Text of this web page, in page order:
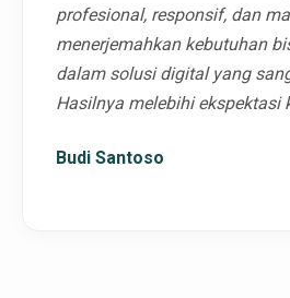
profesional, responsif, dan
menerjemahkan kebutuhan
dalam solusi digital yang
Hasilnya melebihi ekspektasi
Budi Santoso